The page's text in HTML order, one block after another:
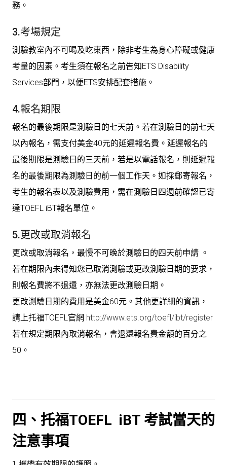
務。
3.考場規定
測驗教室內不可喝及吃東西，除非考生為身心障礙或健康
考量的因素。考生須在報名之前告知ETS Disability
Services部門，以便ETS安排配套措施。
4.報名期限
報名的最後期限是測驗日的七天前。若在測驗日的前七天
以內報名，需支付美金40元的延遲報名費。延遲報名的
最後期限是測驗日的三天前，若是以電話報名，則延遲報
名的最後期限為測驗日的前一個工作天。如採郵寄報名，
考生的報名表以及測驗費用，需在測驗日四週前確認已寄
達TOEFL iBT報名單位。
5.更改或取消報名
更改或取消報名，最慢不可晚於測驗日的四天前申請 。
若在期限內未得知您已取消測驗或更改測驗日期的要求，
則報名費將不退還，亦無法更改測驗日期。
更改測驗日期的費用是美金60元。其他更詳細的資訊，
請上托福TOEFL官網 http://www.ets.org/toefl/ibt/register
若在規定期限內取消報名，會退還報名費金額的百分之
50。
四、托福TOEFL iBT 考試當天的
注意事項